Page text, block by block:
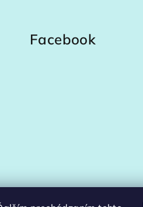
Facebook